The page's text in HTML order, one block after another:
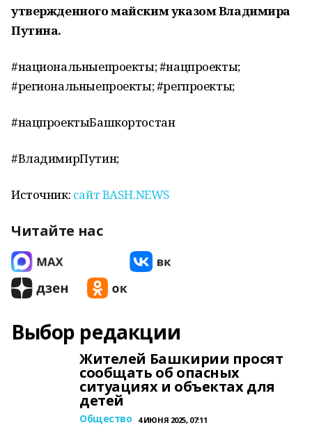
утвержденного майским указом Владимира
Путина.
#национальныепроекты; #нацпроекты;
#региональныепроекты; #регпроекты;
#нацпроектыБашкортостан
#ВладимирПутин;
Источник: сайт BASH.NEWS
Читайте нас
Выбор редакции
Жителей Башкирии просят
сообщать об опасных
ситуациях и объектах для
детей
Общество 4 ИЮНЯ 2025, 07:11